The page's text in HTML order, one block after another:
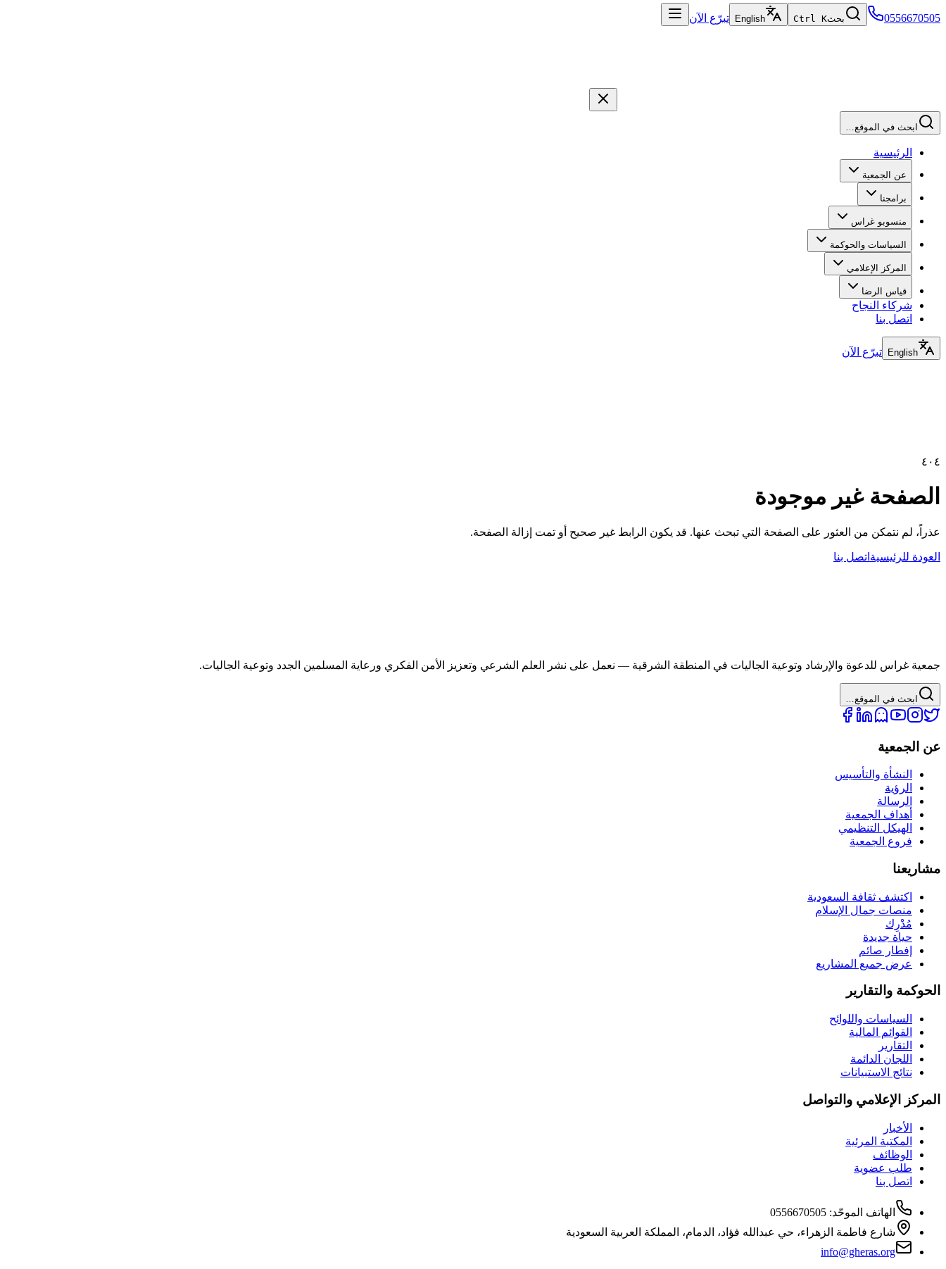
0556670505 بحثCtrl K
English تبرّع الآن
ابحث في الموقع…
الرئيسية
عن الجمعية
برامجنا
منسوبو غراس
السياسات والحوكمة
المركز الإعلامي
قياس الرضا
شركاء النجاح
اتصل بنا
English تبرّع الآن
٤٠٤
الصفحة غير موجودة
عذراً، لم نتمكن من العثور على الصفحة التي تبحث عنها. قد يكون الرابط غير صحيح أو تمت إزالة الصفحة.
العودة للرئيسية اتصل بنا
جمعية غراس للدعوة والإرشاد وتوعية الجاليات في المنطقة الشرقية — نعمل على نشر العلم الشرعي وتعزيز الأمن الفكري ورعاية المسلمين الجدد وتوعية الجاليات.
ابحث في الموقع…
عن الجمعية
النشأة والتأسيس
الرؤية
الرسالة
أهداف الجمعية
الهيكل التنظيمي
فروع الجمعية
مشاريعنا
اكتشف ثقافة السعودية
منصات جمال الإسلام
مُدْرِك
حياة جديدة
إفطار صائم
عرض جميع المشاريع
الحوكمة والتقارير
السياسات واللوائح
القوائم المالية
التقارير
اللجان الدائمة
نتائج الاستبيانات
المركز الإعلامي والتواصل
الأخبار
المكتبة المرئية
الوظائف
طلب عضوية
اتصل بنا
الهاتف الموحّد:
0556670505
شارع فاطمة الزهراء، حي عبدالله فؤاد، الدمام، المملكة العربية السعودية
info@gheras.org